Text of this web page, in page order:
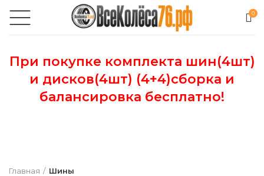
0
При покупке комплекта шин(4шт)
и дисков(4шт) (4+4)сборка и
балансировка бесплатно!
Главная Шины